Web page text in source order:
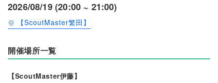
2026/08/19 (20:00 ~ 21:00)
【ScoutMaster繁田】
開催場所一覧
【ScoutMaster伊藤】